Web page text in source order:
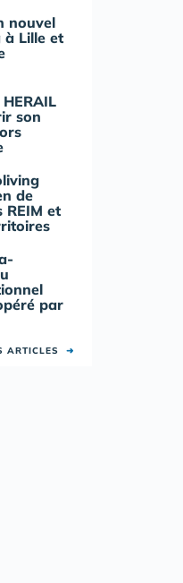
nouvel
à Lille et
son
de
REIM et
par
ARTICLES ➜